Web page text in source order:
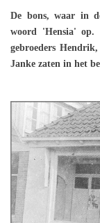
De bons, waar in
woord 'Hensia'
gebroeders
Janke zaten in het